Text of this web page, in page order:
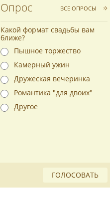
Опрос ВСЕ ОПРОСЫ
Какой формат свадьбы вам
ближе?
Пышное торжество
Камерный ужин
Дружеская вечеринка
Романтика "для двоих"
Другое
ГОЛОСОВАТЬ